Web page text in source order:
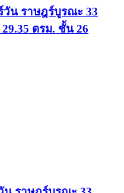
วัน ราษฎร์บูรณะ 33
ตรม. ชั้น 26